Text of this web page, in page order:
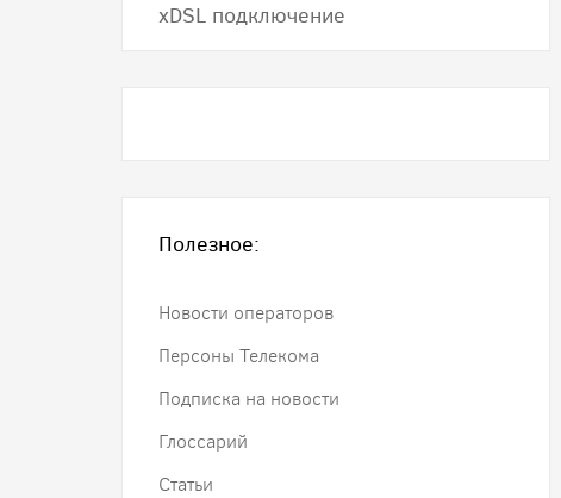
хDSL подключение
Полезное:
Новости операторов
Персоны Телекома
Подписка на новости
Глоссарий
Статьи